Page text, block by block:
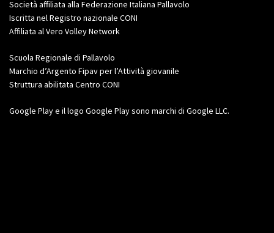
Società affiliata alla Federazione Italiana Pallavolo
Iscritta nel Registro nazionale CONI
Affiliata al Vero Volley Network
Scuola Regionale di Pallavolo
Marchio d’Argento Fipav per l’Attività giovanile
Struttura abilitata Centro CONI
Google Play e il logo Google Play sono marchi di Google LLC.